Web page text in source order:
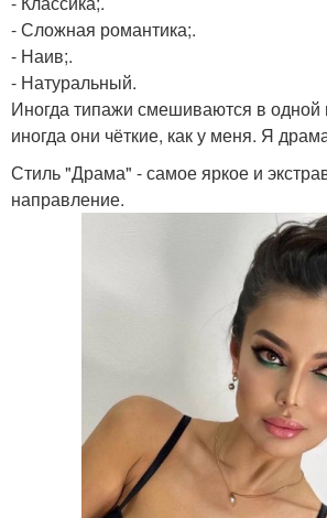
- Сложная романтика;.
- Наив;.
- Натуральный.
Иногда типажи смешиваются в одной
иногда они чёткие, как у меня. Я
Стиль "Драма" - самое яркое и
направление.